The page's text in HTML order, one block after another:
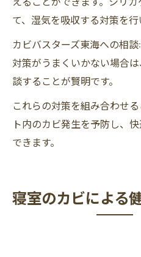
て、湿気を吸収する対策を行
カビバスターズ東海への相
対策がうまくいかない場合
談することが賢明です。
これらの対策を組み合わせ
ト内のカビ発生を予防し、
できます。
寝室のカビによる